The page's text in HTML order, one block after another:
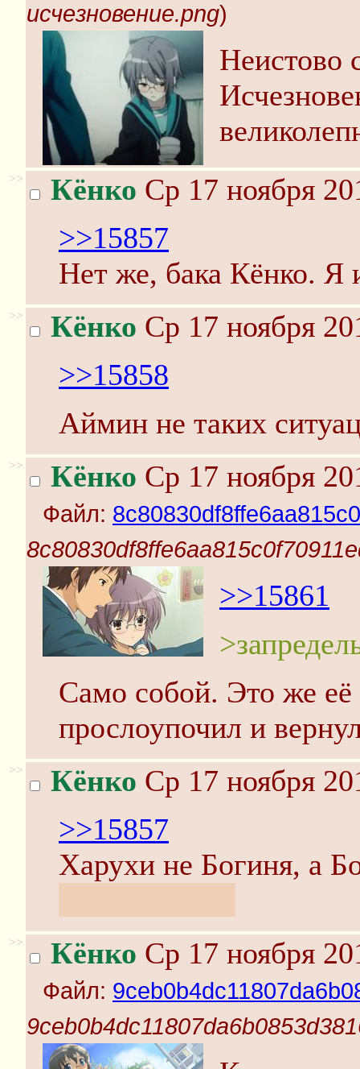
исчезновение.png)
Неистово
>> Кёнко Ср 17 ноября
>>15857
Нет же, бака Кёнко. Я
>> Кёнко Ср 17 ноября
>>15858
Аймин не таких
>> Кёнко Ср 17 ноября
Файл:
>>15861
Само собой. Это же её
прослоупочил и
>> Кёнко Ср 17 ноября
>>15857
Харухи не Богиня, а
>> Кёнко Ср 17 ноября
Файл: